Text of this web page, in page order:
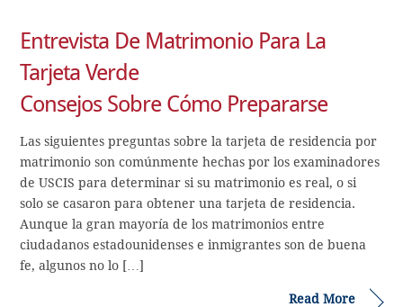
Entrevista De Matrimonio Para La
Tarjeta Verde
Consejos Sobre Cómo Prepararse
Las siguientes preguntas sobre la tarjeta de residencia por
matrimonio son comúnmente hechas por los examinadores
de USCIS para determinar si su matrimonio es real, o si
solo se casaron para obtener una tarjeta de residencia.
Aunque la gran mayoría de los matrimonios entre
ciudadanos estadounidenses e inmigrantes son de buena
fe, algunos no lo […]
Read More